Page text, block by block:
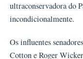
ultraconservadora do
incondicionalmente.
Os influentes
Cotton e Roger